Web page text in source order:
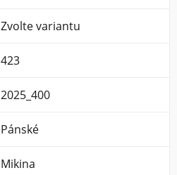
Zvolte variantu
423
2025_400
Pánské
Mikina